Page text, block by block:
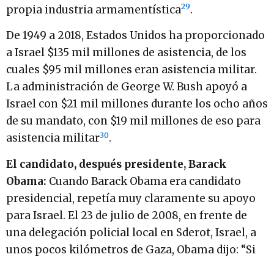
propia industria armamentística29.
De 1949 a 2018, Estados Unidos ha proporcionado
a Israel $135 mil millones de asistencia, de los
cuales $95 mil millones eran asistencia militar.
La administración de George W. Bush apoyó a
Israel con $21 mil millones durante los ocho años
de su mandato, con $19 mil millones de eso para
asistencia militar30.
El candidato, después presidente, Barack
Obama: Cuando Barack Obama era candidato
presidencial, repetía muy claramente su apoyo
para Israel. El 23 de julio de 2008, en frente de
una delegación policial local en Sderot, Israel, a
unos pocos kilómetros de Gaza, Obama dijo: “Si